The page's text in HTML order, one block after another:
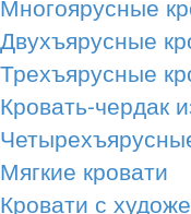
Двухъярусные
Трехъярусные
Кровать-чердак
Мягкие кровати
Кровати с